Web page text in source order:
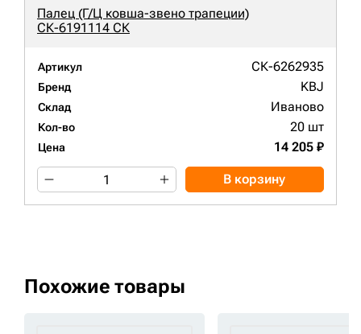
Палец (Г/Ц ковша-звено трапеции)
СК-6191114 СК
Артикул СК-6262935
Бренд KBJ
Склад Иваново
Кол-во 20 шт
Цена 14 205 ₽
В корзину
Похожие товары